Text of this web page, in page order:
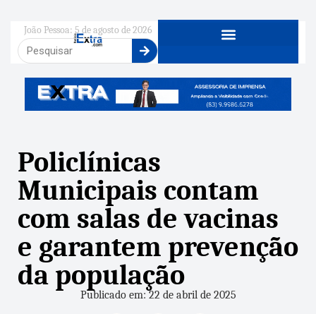
João Pessoa: 5 de agosto de 2026
Policlínicas
Municipais contam
com salas de vacinas
e garantem prevenção
da população
Publicado em: 22 de abril de 2025